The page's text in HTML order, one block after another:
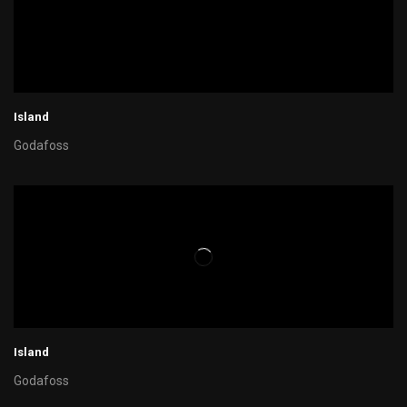
Island
Godafoss
Island
Godafoss